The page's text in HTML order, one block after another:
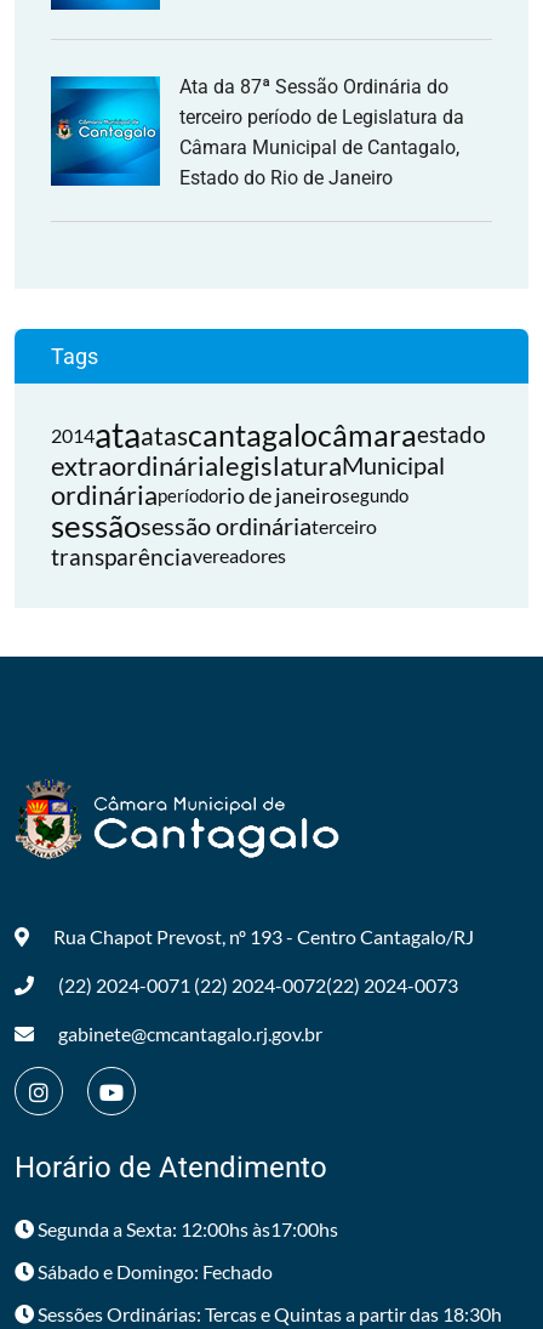
Ata da 87ª Sessão Ordinária do
terceiro período de Legislatura da
Câmara Municipal de Cantagalo,
Estado do Rio de Janeiro
Tags
2014ataatascantagalocâmaraestado
extraordinárialegislaturaMunicipal
ordináriaperíodorio de janeirosegundo
sessãosessão ordináriaterceiro
transparênciavereadores
Rua Chapot Prevost, nº 193 - CentroCantagalo/RJ
(22) 2024-0071 (22) 2024-0072(22) 2024-0073
gabinete@cmcantagalo.rj.gov.br
Horário de Atendimento
Segunda a Sexta: 12:00hs às17:00hs
Sábado e Domingo: Fechado
Sessões Ordinárias: Tercas e Quintas a partir das 18:30h